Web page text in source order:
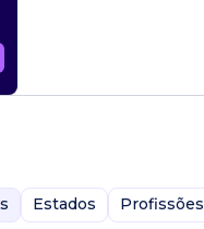
Estados Profissões